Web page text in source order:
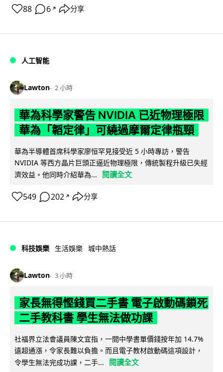
88 6 ↗ 分享
人工智能
Lawton 2 小時
華為科學家警告 NVIDIA 已近物理極限
華為「韜定律」可繞過摩爾定律瓶頸
華為半導體首席科學家廖恒罕見接受近 5 小時專訪，警告
NVIDIA 等西方晶片巨頭正逼近物理極限，傳統製程升級已失經
濟效益。他同時介紹華為...
閱讀全文
549 202 ↗ 分享
科技娛樂 生活娛樂 城中熱話
Lawton 3 小時
家長無得慳錢買二手書 電子啟動碼鎖死
二手教科書 學生無法做功課
社福界立法會議員陳文宜指，一間中學書單價錢按年加 14.7%
遠超通漲，令家長難以負擔。而且電子教材啟動碼這項設計，
令學生無法完成功課，二手...
閱讀全文